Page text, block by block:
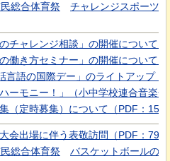
総合体育祭
チャレンジスポーツ
のチャレンジ相談」の開催について
の働き方セミナー」の開催について
言語の国際デー」のライトアップ（
ハーモニー！」（小中学校連合音楽
（定時募集）について（PDF：
会出場に伴う表敬訪問（PDF：
総合体育祭
バスケットボールの